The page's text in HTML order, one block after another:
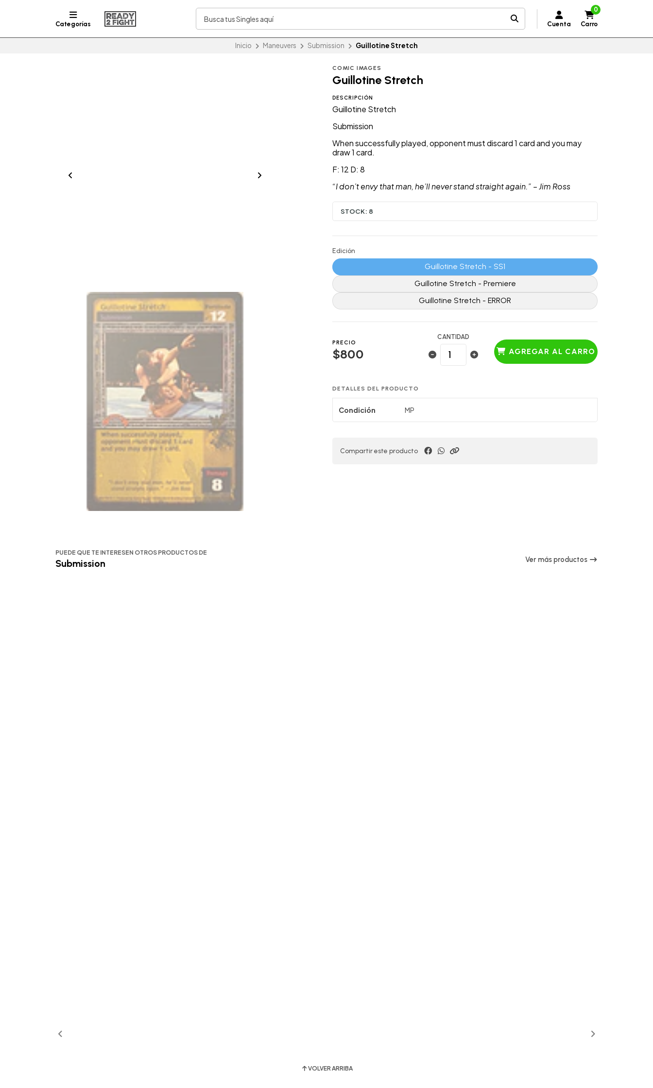
Categorías Cuenta
0
Carro
Inicio Maneuvers Submission Guillotine Stretch
COMIC IMAGES
Guillotine Stretch
DESCRIPCIÓN
Guillotine Stretch
Submission
When successfully played, opponent must discard 1 card and you may
draw 1 card.
F: 12 D: 8
“I don’t envy that man, he’ll never stand straight again.” – Jim Ross
STOCK: 8
Edición
Guillotine Stretch - SS1
Guillotine Stretch - Premiere
Guillotine Stretch - ERROR
PRECIO
$800
CANTIDAD
AGREGAR AL CARRO
DETALLES DEL PRODUCTO
Condición MP
Compartir este producto
PUEDE QUE TE INTERESEN OTROS PRODUCTOS DE
Submission Ver más productos
VOLVER ARRIBA